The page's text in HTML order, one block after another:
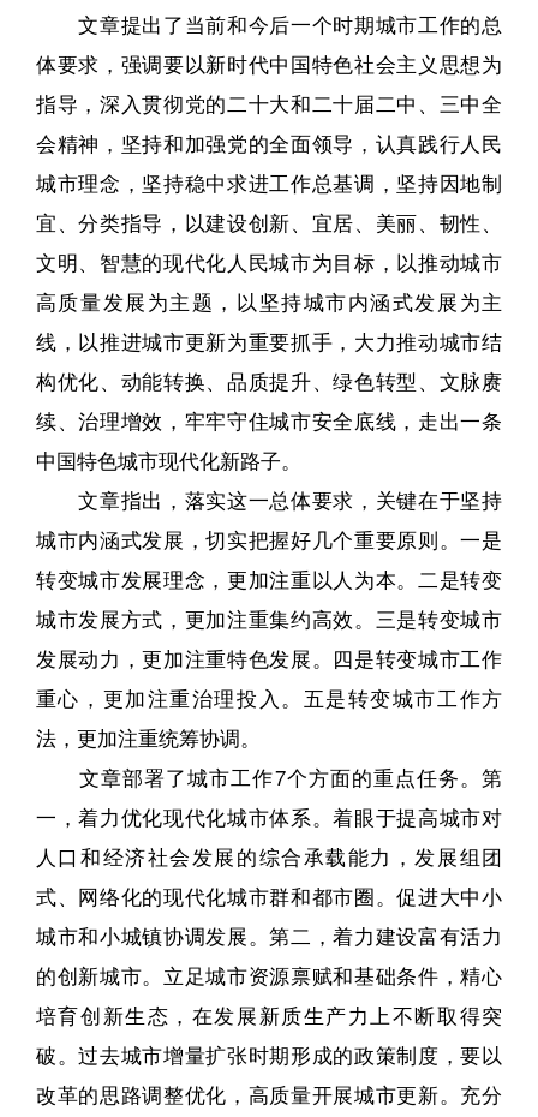
文章提出了当前和今后一个时期城市工作的总
体要求，强调要以新时代中国特色社会主义思想为
指导，深入贯彻党的二十大和二十届二中、三中全
会精神，坚持和加强党的全面领导，认真践行人民
城市理念，坚持稳中求进工作总基调，坚持因地制
宜、分类指导，以建设创新、宜居、美丽、韧性、
文明、智慧的现代化人民城市为目标，以推动城市
高质量发展为主题，以坚持城市内涵式发展为主
线，以推进城市更新为重要抓手，大力推动城市结
构优化、动能转换、品质提升、绿色转型、文脉赓
续、治理增效，牢牢守住城市安全底线，走出一条
中国特色城市现代化新路子。
文章指出，落实这一总体要求，关键在于坚持
城市内涵式发展，切实把握好几个重要原则。一是
转变城市发展理念，更加注重以人为本。二是转变
城市发展方式，更加注重集约高效。三是转变城市
发展动力，更加注重特色发展。四是转变城市工作
重心，更加注重治理投入。五是转变城市工作方
法，更加注重统筹协调。
文章部署了城市工作7个方面的重点任务。第
一，着力优化现代化城市体系。着眼于提高城市对
人口和经济社会发展的综合承载能力，发展组团
式、网络化的现代化城市群和都市圈。促进大中小
城市和小城镇协调发展。第二，着力建设富有活力
的创新城市。立足城市资源禀赋和基础条件，精心
培育创新生态，在发展新质生产力上不断取得突
破。过去城市增量扩张时期形成的政策制度，要以
改革的思路调整优化，高质量开展城市更新。充分